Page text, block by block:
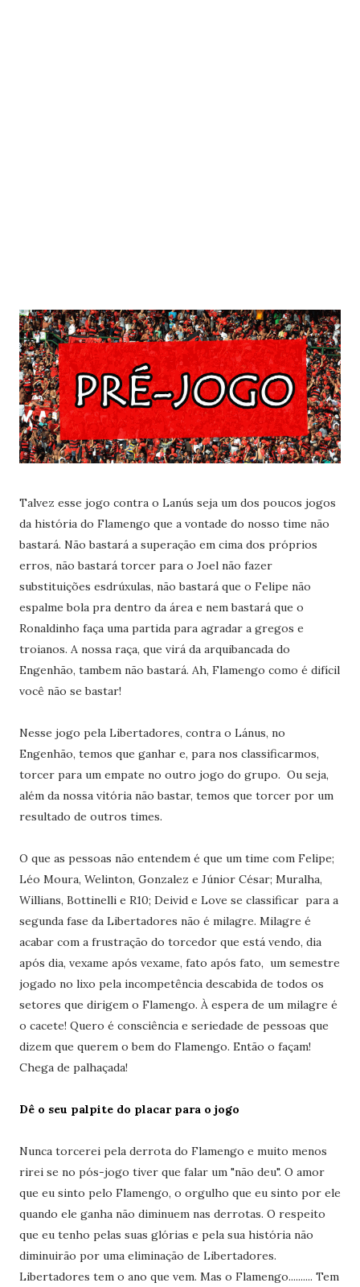
Talvez esse jogo contra o Lanús seja um dos poucos jogos
da história do Flamengo que a vontade do nosso time não
bastará. Não bastará a superação em cima dos próprios
erros, não bastará torcer para o Joel não fazer
substituições esdrúxulas, não bastará que o Felipe não
espalme bola pra dentro da área e nem bastará que o
Ronaldinho faça uma partida para agradar a gregos e
troianos. A nossa raça, que virá da arquibancada do
Engenhão, tambem não bastará. Ah, Flamengo como é difícil
você não se bastar!
Nesse jogo pela Libertadores, contra o Lánus, no
Engenhão, temos que ganhar e, para nos classificarmos,
torcer para um empate no outro jogo do grupo. Ou seja,
além da nossa vitória não bastar, temos que torcer por um
resultado de outros times.
O que as pessoas não entendem é que um time com Felipe;
Léo Moura, Welinton, Gonzalez e Júnior César; Muralha,
Willians, Bottinelli e R10; Deivid e Love se classificar para a
segunda fase da Libertadores não é milagre. Milagre é
acabar com a frustração do torcedor que está vendo, dia
após dia, vexame após vexame, fato após fato, um semestre
jogado no lixo pela incompetência descabida de todos os
setores que dirigem o Flamengo. À espera de um milagre é
o cacete! Quero é consciência e seriedade de pessoas que
dizem que querem o bem do Flamengo. Então o façam!
Chega de palhaçada!
Dê o seu palpite do placar para o jogo
Nunca torcerei pela derrota do Flamengo e muito menos
rirei se no pós-jogo tiver que falar um "não deu". O amor
que eu sinto pelo Flamengo, o orgulho que eu sinto por ele
quando ele ganha não diminuem nas derrotas. O respeito
que eu tenho pelas suas glórias e pela sua história não
diminuirão por uma eliminação de Libertadores.
Libertadores tem o ano que vem. Mas o Flamengo.......... Tem